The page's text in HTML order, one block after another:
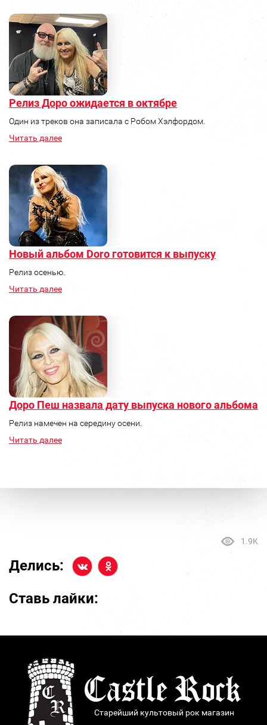
Релиз Доро ожидается в октябре
Один из треков она записала с Робом Хэлфордом.
Читать далее
Новый альбом Doro готовится к выпуску
Релиз осенью.
Читать далее
Доро Пеш назвала дату выпуска нового альбома
Релиз намечен на середину осени.
Читать далее
1.9K
Делись:
Ставь лайки:
Старейший культовый рок магазин